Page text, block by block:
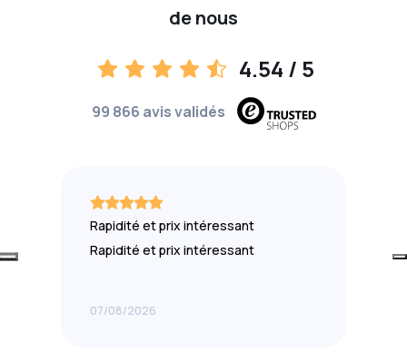
de nous
4.54 / 5
99 866 avis validés
Rapidité et prix intéressant
Rapidité et prix intéressant
07/08/2026